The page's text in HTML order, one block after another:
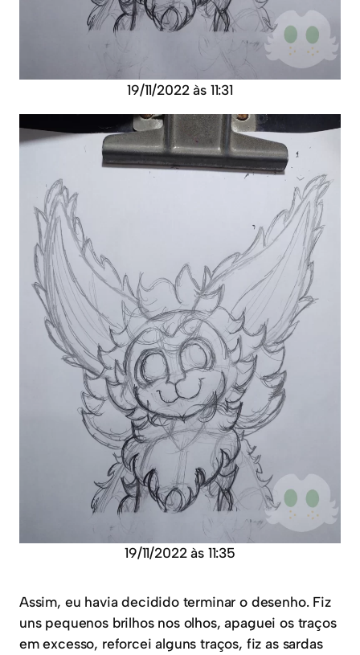
19/11/2022 às 11:31
19/11/2022 às 11:35
Assim, eu havia decidido terminar o desenho. Fiz
uns pequenos brilhos nos olhos, apaguei os traços
em excesso, reforcei alguns traços, fiz as sardas